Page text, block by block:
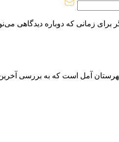
برای زمانی که دوباره دیدگاهی
شهرستان آمل است که به بررسی